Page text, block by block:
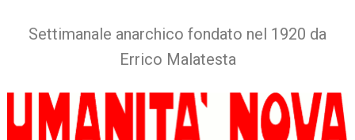
Settimanale anarchico fondato nel 1920 da
Errico Malatesta